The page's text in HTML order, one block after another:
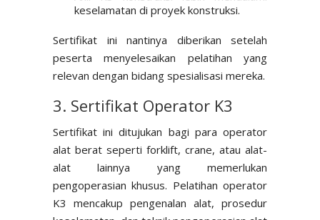
keselamatan di proyek konstruksi.
Sertifikat ini nantinya diberikan setelah
peserta menyelesaikan pelatihan yang
relevan dengan bidang spesialisasi mereka.
3. Sertifikat Operator K3
Sertifikat ini ditujukan bagi para operator
alat berat seperti forklift, crane, atau alat-
alat lainnya yang memerlukan
pengoperasian khusus. Pelatihan operator
K3 mencakup pengenalan alat, prosedur